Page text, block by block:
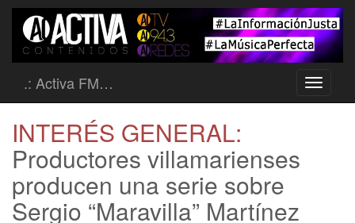
Toggle
.: Activa FM…
INTERÉS GENERAL:
Productores villamarienses
producen una serie sobre
Sergio “Maravilla” Martínez